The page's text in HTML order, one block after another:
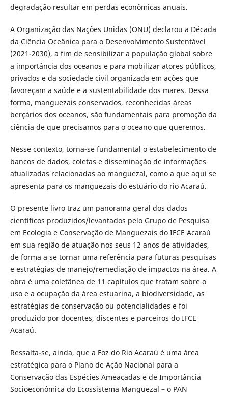
degradação resultar em perdas econômicas anuais.
A Organização das Nações Unidas (ONU) declarou a Década
da Ciência Oceânica para o Desenvolvimento Sustentável
(2021-2030), a fim de sensibilizar a população global sobre
a importância dos oceanos e para mobilizar atores públicos,
privados e da sociedade civil organizada em ações que
favoreçam a saúde e a sustentabilidade dos mares. Dessa
forma, manguezais conservados, reconhecidas áreas
berçários dos oceanos, são fundamentais para promoção da
ciência de que precisamos para o oceano que queremos.
Nesse contexto, torna-se fundamental o estabelecimento de
bancos de dados, coletas e disseminação de informações
atualizadas relacionadas ao manguezal, como a que aqui se
apresenta para os manguezais do estuário do rio Acaraú.
O presente livro traz um panorama geral dos dados
científicos produzidos/levantados pelo Grupo de Pesquisa
em Ecologia e Conservação de Manguezais do IFCE Acaraú
em sua região de atuação nos seus 12 anos de atividades,
de forma a se tornar uma referência para futuras pesquisas
e estratégias de manejo/remediação de impactos na área. A
obra é uma coletânea de 11 capítulos que tratam sobre o
uso e a ocupação da área estuarina, a biodiversidade, as
estratégias de conservação ou potencialidades e foi
produzido por docentes, discentes e parceiros do IFCE
Acaraú.
Ressalta-se, ainda, que a Foz do Rio Acaraú é uma área
estratégica para o Plano de Ação Nacional para a
Conservação das Espécies Ameaçadas e de Importância
Socioeconômica do Ecossistema Manguezal – o PAN